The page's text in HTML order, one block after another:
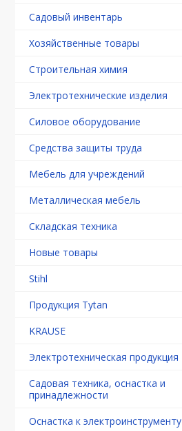
Садовый инвентарь
Хозяйственные товары
Строительная химия
Электротехнические изделия
Силовое оборудование
Средства защиты труда
Мебель для учреждений
Металлическая мебель
Складская техника
Новые товары
Stihl
Продукция Tytan
KRAUSE
Электротехническая продукция
Садовая техника, оснастка и
принадлежности
Оснастка к электроинструменту